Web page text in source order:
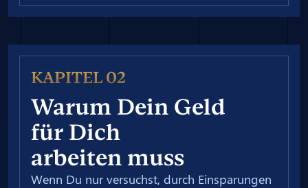
KAPITEL 02
Warum Dein Geld
für Dich
arbeiten muss
Wenn Du nur versuchst, durch Einsparungen